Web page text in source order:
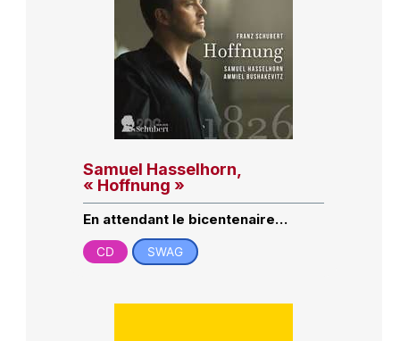
Samuel Hasselhorn,
« Hoffnung »
En attendant le bicentenaire…
CD SWAG